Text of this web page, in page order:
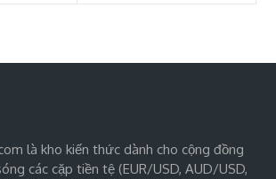
là kho kiến thức dành cho cộng đồng
các cặp tiền tệ (EUR/USD, AUD/USD,